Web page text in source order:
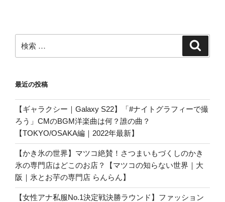
索:
最近の投稿
【ギャラクシー｜Galaxy S22】「#ナイトグラフィーで撮
ろう」CMのBGM洋楽曲は何？誰の曲？
【TOKYO/OSAKA編｜2022年最新】
【かき氷の世界】マツコ絶賛！さつまいもづくしのかき
氷の専門店はどこのお店？【マツコの知らない世界｜大
阪｜氷とお芋の専門店 らんらん】
【女性アナ私服No.1決定戦決勝ラウンド】ファッション